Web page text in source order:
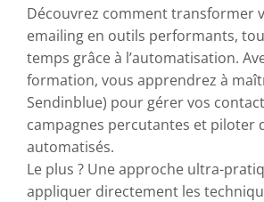
Découvrez comment transformer
emailing en outils performants,
temps grâce à l’automatisation.
formation, vous apprendrez à
Sendinblue) pour gérer vos
campagnes percutantes et piloter
automatisés.
Le plus ? Une approche ultra-
appliquer directement les